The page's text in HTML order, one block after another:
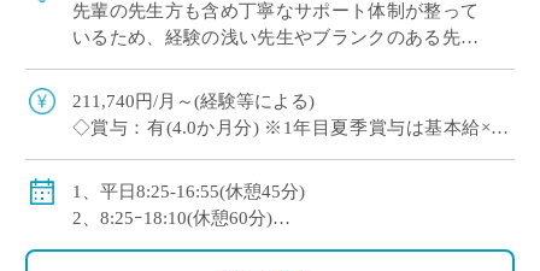
先輩の先生方も含め丁寧なサポート体制が整って
いるため、経験の浅い先生やブランクのある先生
務の効率化も目指しており、システムの使 […]
211,740円/月～(経験等による)
◇賞与：有(4.0か月分) ※1年目夏季賞与は基本給×2.0
◇手当：通勤手当、住宅手当、扶養手当 、調整手当、
担任手当、部活動手当
1、平日8:25-16:55(休憩45分)
2、8:25ｰ18:10(休憩60分)